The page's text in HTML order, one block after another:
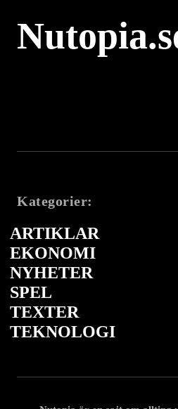
Kategorier:
ARTIKLAR
EKONOMI
NYHETER
SPEL
TEXTER
TEKNOLOGI